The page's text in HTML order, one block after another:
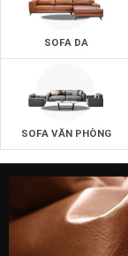
gian phòng khách.
SOFA DA
SOFA VĂN PHÒNG